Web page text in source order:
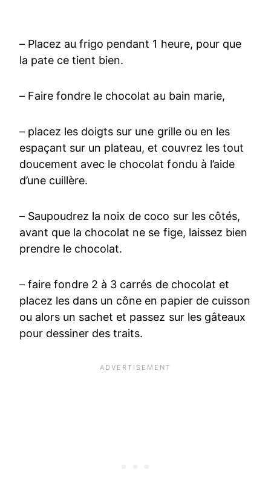
– Placez au frigo pendant 1 heure, pour que
la pate ce tient bien.
– Faire fondre le chocolat au bain marie,
– placez les doigts sur une grille ou en les
espaçant sur un plateau, et couvrez les tout
doucement avec le chocolat fondu à l’aide
d’une cuillère.
– Saupoudrez la noix de coco sur les côtés,
avant que la chocolat ne se fige, laissez bien
prendre le chocolat.
– faire fondre 2 à 3 carrés de chocolat et
placez les dans un cône en papier de cuisson
ou alors un sachet et passez sur les gâteaux
pour dessiner des traits.